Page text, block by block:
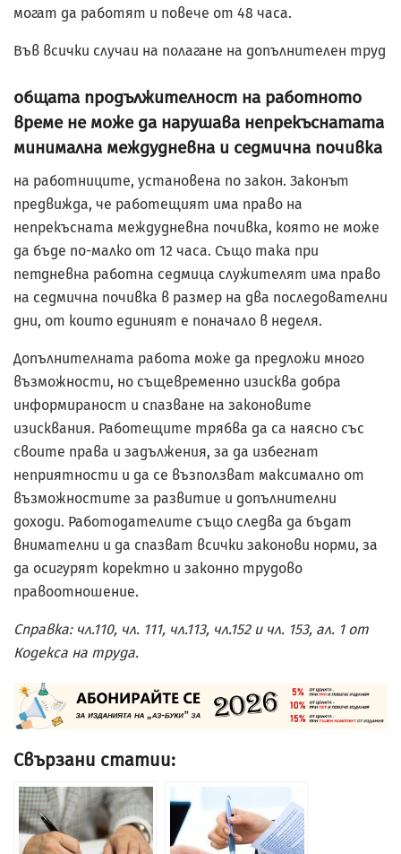
могат да работят и повече от 48 часа.
Във всички случаи на полагане на допълнителен труд
общата продължителност на работното
време не може да нарушава непрекъснатата
минимална междудневна и седмична почивка
на работниците, установена по закон. Законът
предвижда, че работещият има право на
непрекъсната междудневна почивка, която не може
да бъде по-малко от 12 часа. Също така при
петдневна работна седмица служителят има право
на седмична почивка в размер на два последователни
дни, от които единият е поначало в неделя.
Допълнителната работа може да предложи много
възможности, но същевременно изисква добра
информираност и спазване на законовите
изисквания. Работещите трябва да са наясно със
своите права и задължения, за да избегнат
неприятности и да се възползват максимално от
възможностите за развитие и допълнителни
доходи. Работодателите също следва да бъдат
внимателни и да спазват всички законови норми, за
да осигурят коректно и законно трудово
правоотношение.
Справка: чл.110, чл. 111, чл.113, чл.152 и чл. 153, ал. 1 от
Кодекса на труда.
Свързани статии: